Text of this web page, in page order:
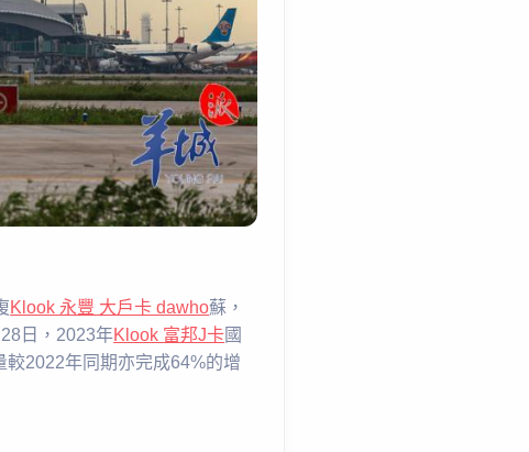
Klook 永豐 大戶卡 dawho蘇，
日，2023年Klook 富邦J卡國
2022年同期亦完成64%的增